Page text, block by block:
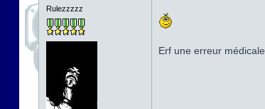
Rulezzzzz
Erf une erreur